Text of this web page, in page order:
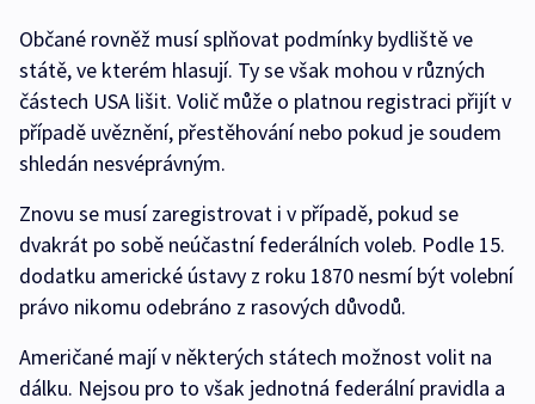
Občané rovněž musí splňovat podmínky bydliště ve
státě, ve kterém hlasují. Ty se však mohou v různých
částech USA lišit. Volič může o platnou registraci přijít v
případě uvěznění, přestěhování nebo pokud je soudem
shledán nesvéprávným.
Znovu se musí zaregistrovat i v případě, pokud se
dvakrát po sobě neúčastní federálních voleb. Podle 15.
dodatku americké ústavy z roku 1870 nesmí být volební
právo nikomu odebráno z rasových důvodů.
Američané mají v některých státech možnost volit na
dálku. Nejsou pro to však jednotná federální pravidla a